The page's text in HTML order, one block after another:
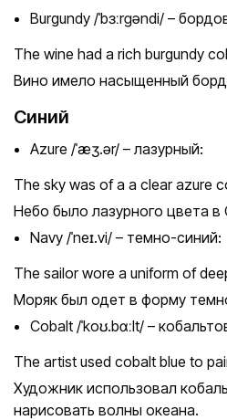
Burgundy /ˈbɜːrɡəndi/ –
The wine had a rich burgundy
Вино имело насыщенный
Синий
Azure /ˈæʒ.ər/ – лазурный:
The sky was of a a clear azure
Небо было лазурного цвета в
Navy /ˈneɪ.vi/ – темно-синий:
The sailor wore a uniform of
Моряк был одет в форму
Cobalt /ˈkoʊ.bɑːlt/ –
The artist used cobalt blue to
Художник использовал
нарисовать волны океана.